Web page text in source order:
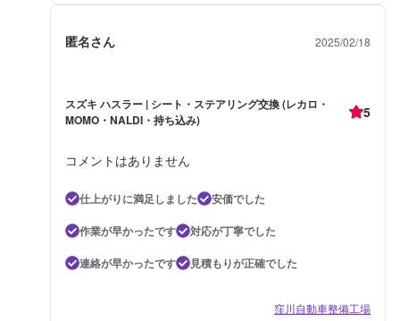
匿名さん 2025/02/18
スズキ ハスラー | シート・ステアリング交換 (レカロ・
MOMO・NALDI・持ち込み)
5
コメントはありません
仕上がりに満足しました
安価でした
作業が早かったです
対応が丁寧でした
連絡が早かったです
見積もりが正確でした
窪川自動車整備工場